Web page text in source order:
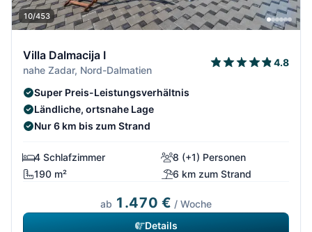
10/453
Villa Dalmacija I
nahe Zadar, Nord-Dalmatien
4.8
Super Preis-Leistungsverhältnis
Ländliche, ortsnahe Lage
Nur 6 km bis zum Strand
4 Schlafzimmer
8 (+1) Personen
190 m²
6 km zum Strand
ab 1.470 € / Woche
Details